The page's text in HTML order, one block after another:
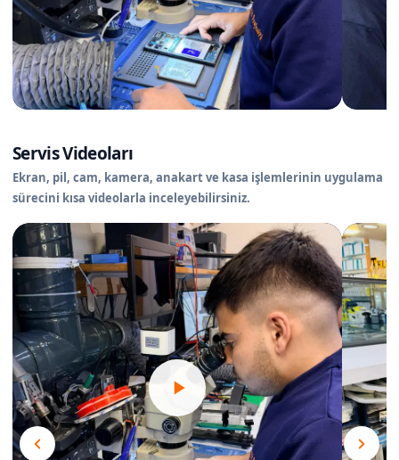
Servis Videoları
Ekran, pil, cam, kamera, anakart ve kasa işlemlerinin uygulama
sürecini kısa videolarla inceleyebilirsiniz.